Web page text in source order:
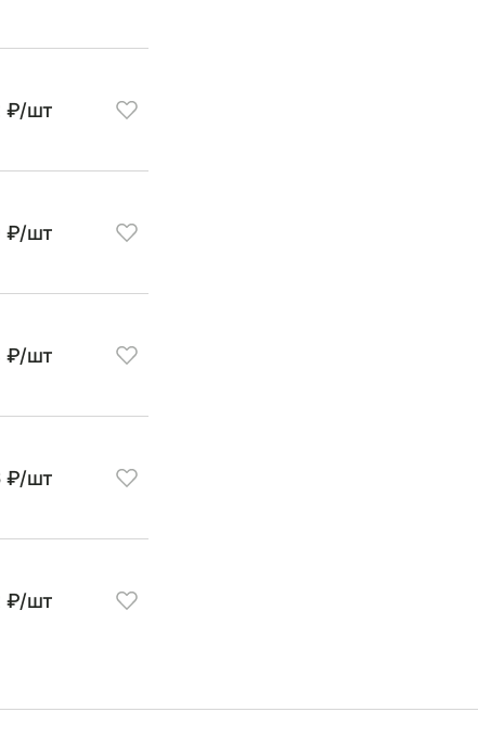
₽/шт
₽/шт
₽/шт
₽/шт
₽/шт